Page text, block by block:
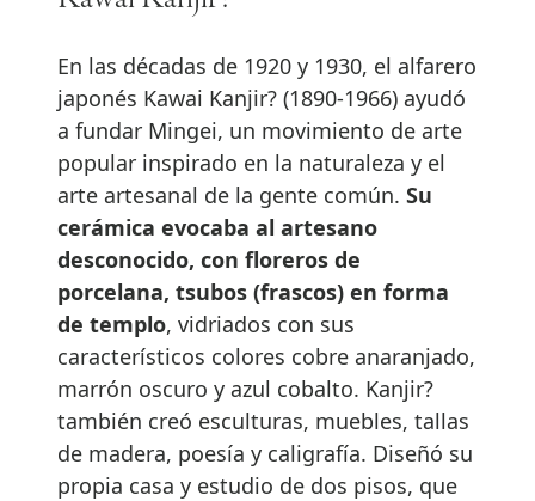
En las décadas de 1920 y 1930, el alfarero
japonés Kawai Kanjir? (1890-1966) ayudó
a fundar Mingei, un movimiento de arte
popular inspirado en la naturaleza y el
arte artesanal de la gente común. Su
cerámica evocaba al artesano
desconocido, con floreros de
porcelana, tsubos (frascos) en forma
de templo, vidriados con sus
característicos colores cobre anaranjado,
marrón oscuro y azul cobalto. Kanjir?
también creó esculturas, muebles, tallas
de madera, poesía y caligrafía. Diseñó su
propia casa y estudio de dos pisos, que